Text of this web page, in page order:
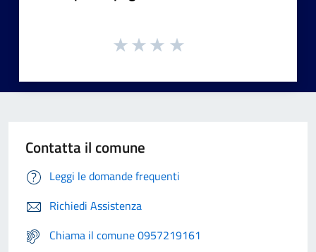
Contatta il comune
Leggi le domande frequenti
Richiedi Assistenza
Chiama il comune 0957219161